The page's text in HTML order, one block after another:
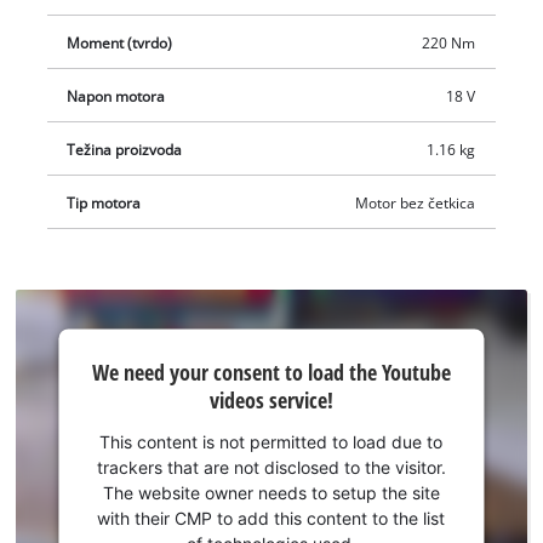
Moment (tvrdo) 220 Nm
Napon motora 18 V
Težina proizvoda 1.16 kg
Tip motora Motor bez četkica
We
We need your consent to load the Youtube
videos service!
This content is not permitted to load due to
trackers that are not disclosed to the visitor.
The website owner needs to setup the site
with their CMP to add this content to the list